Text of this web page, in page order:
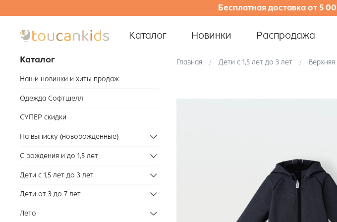
Бесплатная доставка от 5
Каталог Новинки Распродажа
Главная Дети с 1,5 лет до 3 лет
Каталог
Наши новинки и хиты продаж
Одежда Софтшелл
СУПЕР скидки
На выписку (новорожденные)
С рождения и до 1,5 лет
Дети с 1,5 лет до 3 лет
Дети от 3 до 7 лет
Лето